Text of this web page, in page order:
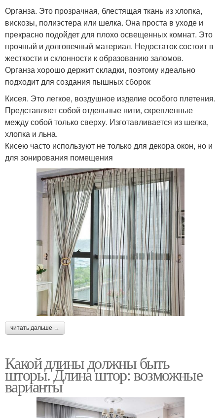
Органза. Это прозрачная, блестящая ткань из хлопка,
вискозы, полиэстера или шелка. Она проста в уходе и
прекрасно подойдет для плохо освещенных комнат. Это
прочный и долговечный материал. Недостаток состоит в
жесткости и склонности к образованию заломов.
Органза хорошо держит складки, поэтому идеально
подходит для создания пышных сборок
Кисея. Это легкое, воздушное изделие особого плетения.
Представляет собой отдельные нити, скрепленные
между собой только сверху. Изготавливается из шелка,
хлопка и льна.
Кисею часто используют не только для декора окон, но и
для зонирования помещения
читать дальше →
Какой длины должны быть
шторы. Длина штор: возможные
варианты